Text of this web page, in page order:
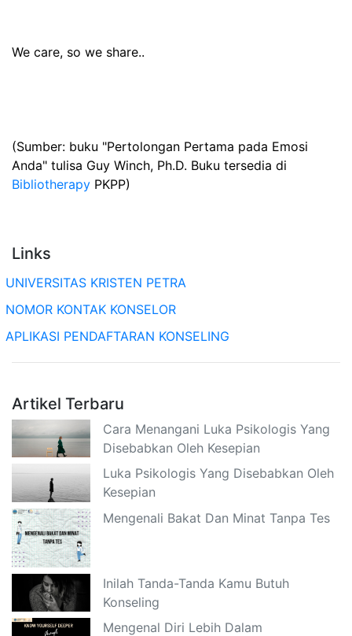
We care, so we share..
(Sumber: buku "Pertolongan Pertama pada Emosi
Anda" tulisa Guy Winch, Ph.D. Buku tersedia di
Bibliotherapy PKPP)
Links
UNIVERSITAS KRISTEN PETRA
NOMOR KONTAK KONSELOR
APLIKASI PENDAFTARAN KONSELING
Artikel Terbaru
Cara Menangani Luka Psikologis Yang
Disebabkan Oleh Kesepian
Luka Psikologis Yang Disebabkan Oleh
Kesepian
Mengenali Bakat Dan Minat Tanpa Tes
Inilah Tanda-Tanda Kamu Butuh
Konseling
Mengenal Diri Lebih Dalam